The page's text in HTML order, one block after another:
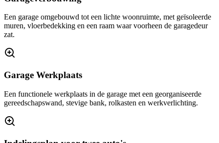
Een garage omgebouwd tot een lichte woonruimte, met geïsoleerde
muren, vloerbedekking en een raam waar voorheen de garagedeur
zat.
Garage Werkplaats
Een functionele werkplaats in de garage met een georganiseerde
gereedschapswand, stevige bank, rolkasten en werkverlichting.